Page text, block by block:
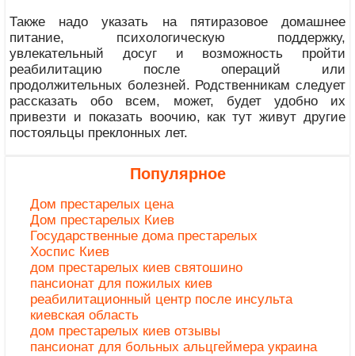
Также надо указать на пятиразовое домашнее
питание, психологическую поддержку,
увлекательный досуг и возможность пройти
реабилитацию после операций или
продолжительных болезней. Родственникам следует
рассказать обо всем, может, будет удобно их
привезти и показать воочию, как тут живут другие
постояльцы преклонных лет.
Популярное
Дом престарелых цена
Дом престарелых Киев
Государственные дома престарелых
Хоспис Киев
дом престарелых киев святошино
пансионат для пожилых киев
реабилитационный центр после инсульта
киевская область
дом престарелых киев отзывы
пансионат для больных альцгеймера украина